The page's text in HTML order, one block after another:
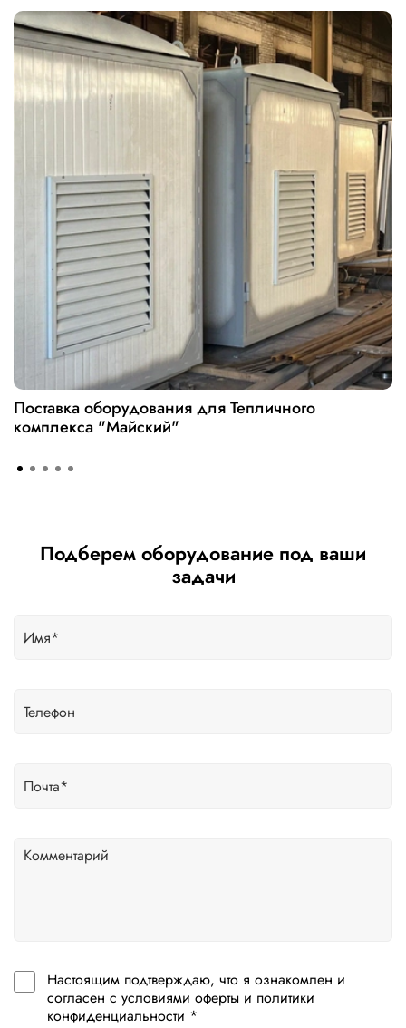
Поставка оборудования для Тепличного
комплекса "Майский"
Подберем оборудование под ваши
задачи
Настоящим подтверждаю, что я ознакомлен и
согласен с условиями оферты и политики
конфиденциальности *